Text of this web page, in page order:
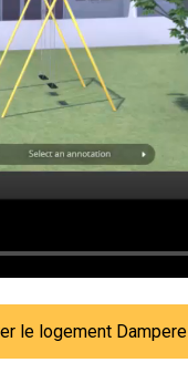
le logement Dampere